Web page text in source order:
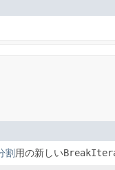
割用の新しい